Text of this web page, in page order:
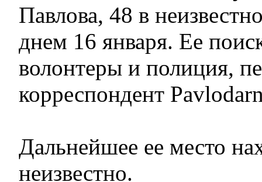
Павлова, 48 в
днем 16 января. Ее
волонтеры и полиция,
корреспондент
Дальнейшее ее место
неизвестно.